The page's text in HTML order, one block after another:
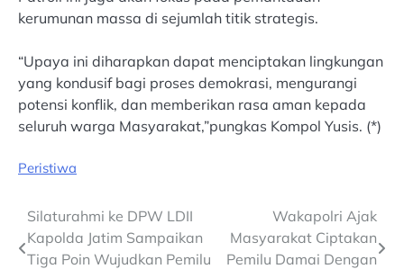
kerumunan massa di sejumlah titik strategis.
“Upaya ini diharapkan dapat menciptakan lingkungan
yang kondusif bagi proses demokrasi, mengurangi
potensi konflik, dan memberikan rasa aman kepada
seluruh warga Masyarakat,”pungkas Kompol Yusis. (*)
Peristiwa
Post
navigation
Silaturahmi ke DPW LDII
Kapolda Jatim Sampaikan
Tiga Poin Wujudkan Pemilu
Wakapolri Ajak
Masyarakat Ciptakan
Pemilu Damai Dengan